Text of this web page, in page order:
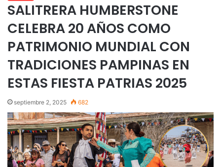
SALITRERA HUMBERSTONE
CELEBRA 20 AÑOS COMO
PATRIMONIO MUNDIAL CON
TRADICIONES PAMPINAS EN
ESTAS FIESTA PATRIAS 2025
septiembre 2, 2025 682